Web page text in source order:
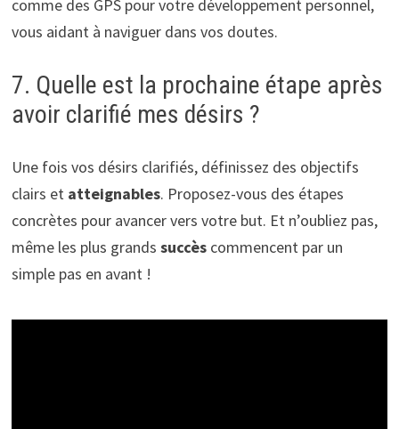
comme des GPS pour votre développement personnel,
vous aidant à naviguer dans vos doutes.
7. Quelle est la prochaine étape après
avoir clarifié mes désirs ?
Une fois vos désirs clarifiés, définissez des objectifs
clairs et atteignables. Proposez-vous des étapes
concrètes pour avancer vers votre but. Et n’oubliez pas,
même les plus grands succèscommencent par un
simple pas en avant !